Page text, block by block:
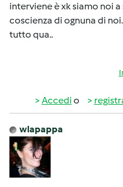
interviene è xk siamo noi
coscienza di ognuna di
tutto qua..
Accedi o
wlapappa